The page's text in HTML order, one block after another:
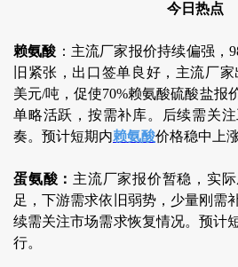
今日热点
赖氨酸 ：主流厂家报价持续偏强，
旧紧张，出口签单良好，主流厂家
美元/吨，促使70%赖氨酸硫酸盐报
单略活跃，按需补库。后续需关
奏。预计短期内赖氨酸价格稳中上涨
蛋氨酸： 主流厂家报价暂稳，实
足，下游需求依旧弱势，少量刚需
续需关注市场需求恢复情况。预计
行。